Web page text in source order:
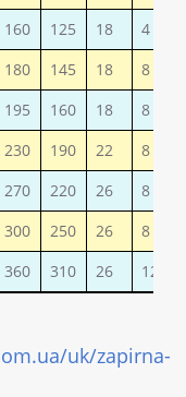
160 125 18 4
180 145 18 8
195 160 18 8
230 190 22 8
270 220 26 8
300 250 26 8
360 310 26 12
uk/zapirna-